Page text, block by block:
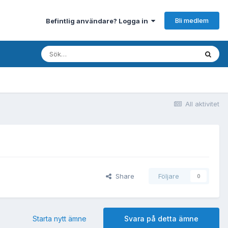
Befintlig användare? Logga in Bli medlem
All aktivitet
Share Följare 0
Svara på detta ämne
Starta nytt ämne